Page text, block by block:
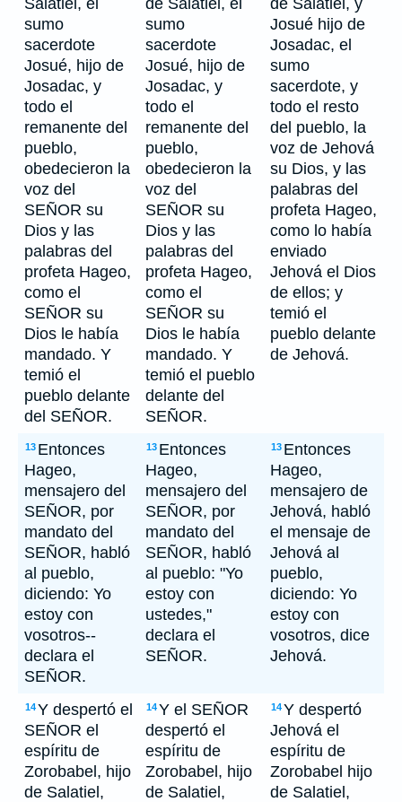
Salatiel, el
sumo
sacerdote
Josué, hijo de
Josadac, y
todo el
remanente del
pueblo,
obedecieron la
voz del
SEÑOR su
Dios y las
palabras del
profeta Hageo,
como el
SEÑOR su
Dios le había
mandado. Y
temió el
pueblo delante
del SEÑOR.
de Salatiel, el
sumo
sacerdote
Josué, hijo de
Josadac, y
todo el
remanente del
pueblo,
obedecieron la
voz del
SEÑOR su
Dios y las
palabras del
profeta Hageo,
como el
SEÑOR su
Dios le había
mandado. Y
temió el pueblo
delante del
SEÑOR.
de Salatiel, y
Josué hijo de
Josadac, el
sumo
sacerdote, y
todo el resto
del pueblo, la
voz de Jehová
su Dios, y las
palabras del
profeta Hageo,
como lo había
enviado
Jehová el Dios
de ellos; y
temió el
pueblo delante
de Jehová.
13 Entonces
Hageo,
mensajero del
SEÑOR, por
mandato del
SEÑOR, habló
al pueblo,
diciendo: Yo
estoy con
vosotros--
declara el
SEÑOR.
13 Entonces
Hageo,
mensajero del
SEÑOR, por
mandato del
SEÑOR, habló
al pueblo: "Yo
estoy con
ustedes,"
declara el
SEÑOR.
13 Entonces
Hageo,
mensajero de
Jehová, habló
el mensaje de
Jehová al
pueblo,
diciendo: Yo
estoy con
vosotros, dice
Jehová.
14Y despertó el
SEÑOR el
espíritu de
Zorobabel, hijo
de Salatiel,
14Y el SEÑOR
despertó el
espíritu de
Zorobabel, hijo
de Salatiel,
14Y despertó
Jehová el
espíritu de
Zorobabel hijo
de Salatiel,